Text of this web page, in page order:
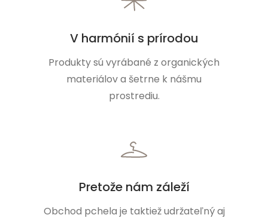
V harmónií s prírodou
Produkty sú vyrábané z organických
materiálov a šetrne k nášmu
prostrediu.
Pretože nám záleží
Obchod pchela je taktiež udržateľný aj